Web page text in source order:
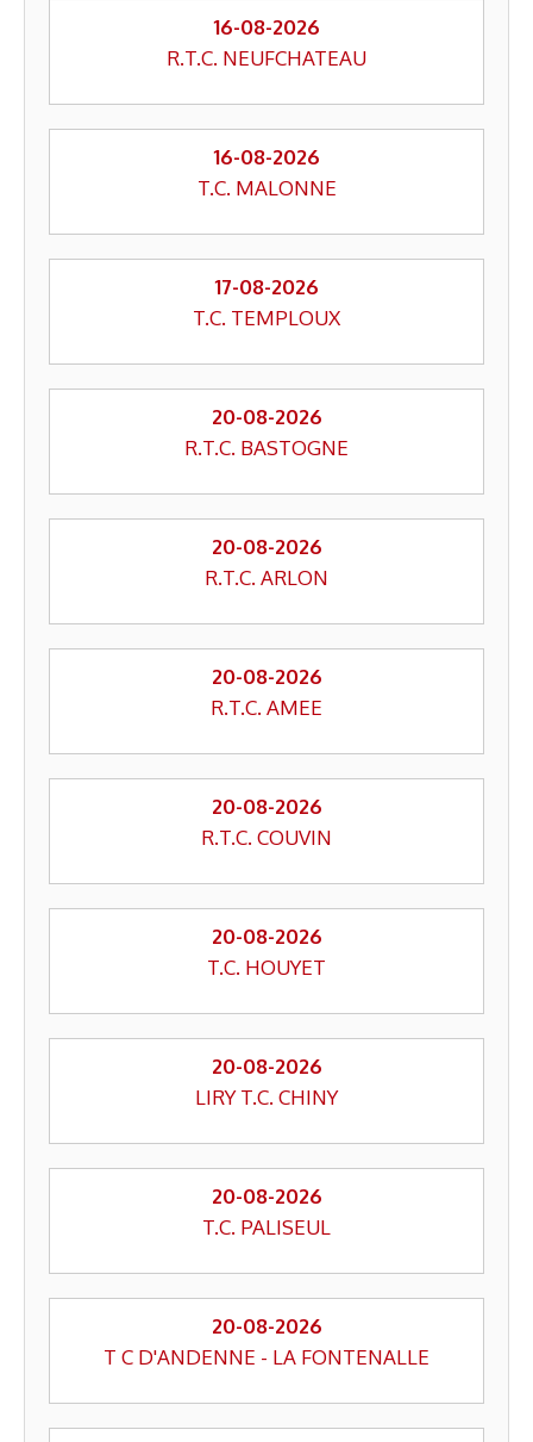
16-08-2026
R.T.C. NEUFCHATEAU
16-08-2026
T.C. MALONNE
17-08-2026
T.C. TEMPLOUX
20-08-2026
R.T.C. BASTOGNE
20-08-2026
R.T.C. ARLON
20-08-2026
R.T.C. AMEE
20-08-2026
R.T.C. COUVIN
20-08-2026
T.C. HOUYET
20-08-2026
LIRY T.C. CHINY
20-08-2026
T.C. PALISEUL
20-08-2026
T C D'ANDENNE - LA FONTENALLE